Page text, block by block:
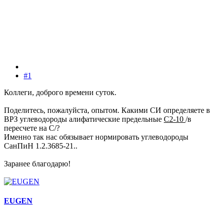
#1
Коллеги, доброго времени суток.
Поделитесь, пожалуйста, опытом. Какими СИ определяете в
ВРЗ углеводороды алифатические предельные C2-10 /в
пересчете на C/?
Именно так нас обязывает нормировать углеводороды
СанПиН 1.2.3685-21..
Заранее благодарю!
EUGEN